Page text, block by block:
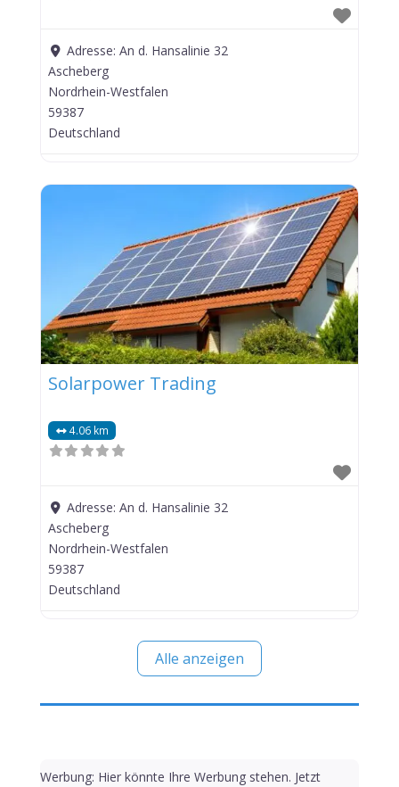
Adresse:An d. Hansalinie 32
Ascheberg
Nordrhein-Westfalen
59387
Deutschland
Solarpower Trading
4.06 km
Adresse:An d. Hansalinie 32
Ascheberg
Nordrhein-Westfalen
59387
Deutschland
Alle anzeigen
Werbung: Hier könnte Ihre Werbung stehen. Jetzt